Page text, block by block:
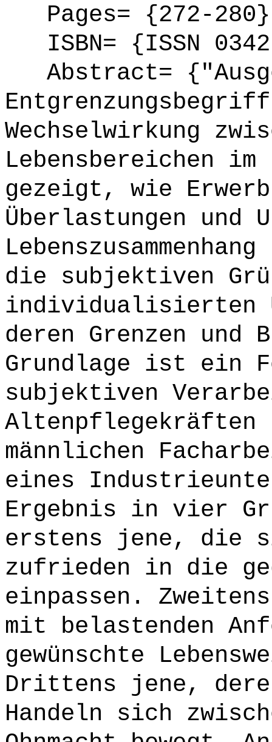
Pages= {272-
ISBN= {ISSN
Abstract=
Wechselwirkung
Lebensbereichen
gezeigt, wie
Überlastungen und
die subjektiven
individualisierten
deren Grenzen und
Grundlage ist ein
subjektiven
Altenpflegekräften
männlichen
eines
Ergebnis in vier
erstens jene, die
zufrieden in die
einpassen.
mit belastenden
gewünschte
Drittens jene,
Handeln sich